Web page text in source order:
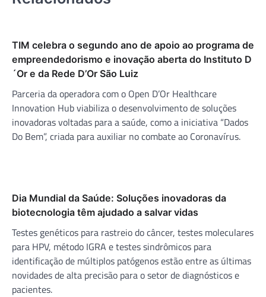
TIM celebra o segundo ano de apoio ao programa de
empreendedorismo e inovação aberta do Instituto D
´Or e da Rede D’Or São Luiz
Parceria da operadora com o Open D’Or Healthcare
Innovation Hub viabiliza o desenvolvimento de soluções
inovadoras voltadas para a saúde, como a iniciativa “Dados
Do Bem”, criada para auxiliar no combate ao Coronavírus.
Dia Mundial da Saúde: Soluções inovadoras da
biotecnologia têm ajudado a salvar vidas
Testes genéticos para rastreio do câncer, testes moleculares
para HPV, método IGRA e testes sindrômicos para
identificação de múltiplos patógenos estão entre as últimas
novidades de alta precisão para o setor de diagnósticos e
pacientes.